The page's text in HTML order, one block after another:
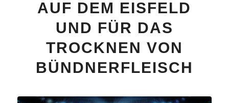
AUF DEM EISFELD
UND FÜR DAS
TROCKNEN VON
BÜNDNERFLEISCH